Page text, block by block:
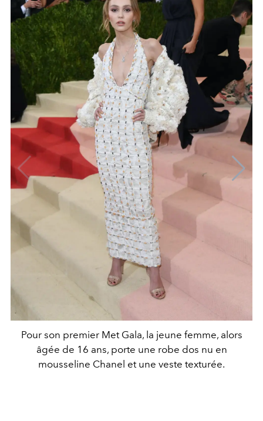
Pour son premier Met Gala, la jeune femme, alors
âgée de 16 ans, porte une robe dos nu en
mousseline Chanel et une veste texturée.